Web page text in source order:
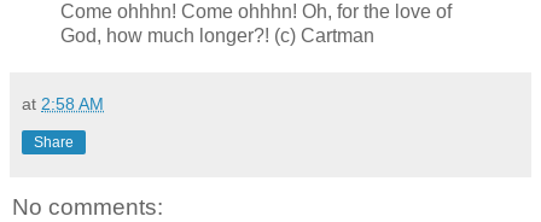
Come ohhhn! Come ohhhn! Oh, for the love of
God, how much longer?! (с) Cartman
at 2:58 AM
Share
No comments: